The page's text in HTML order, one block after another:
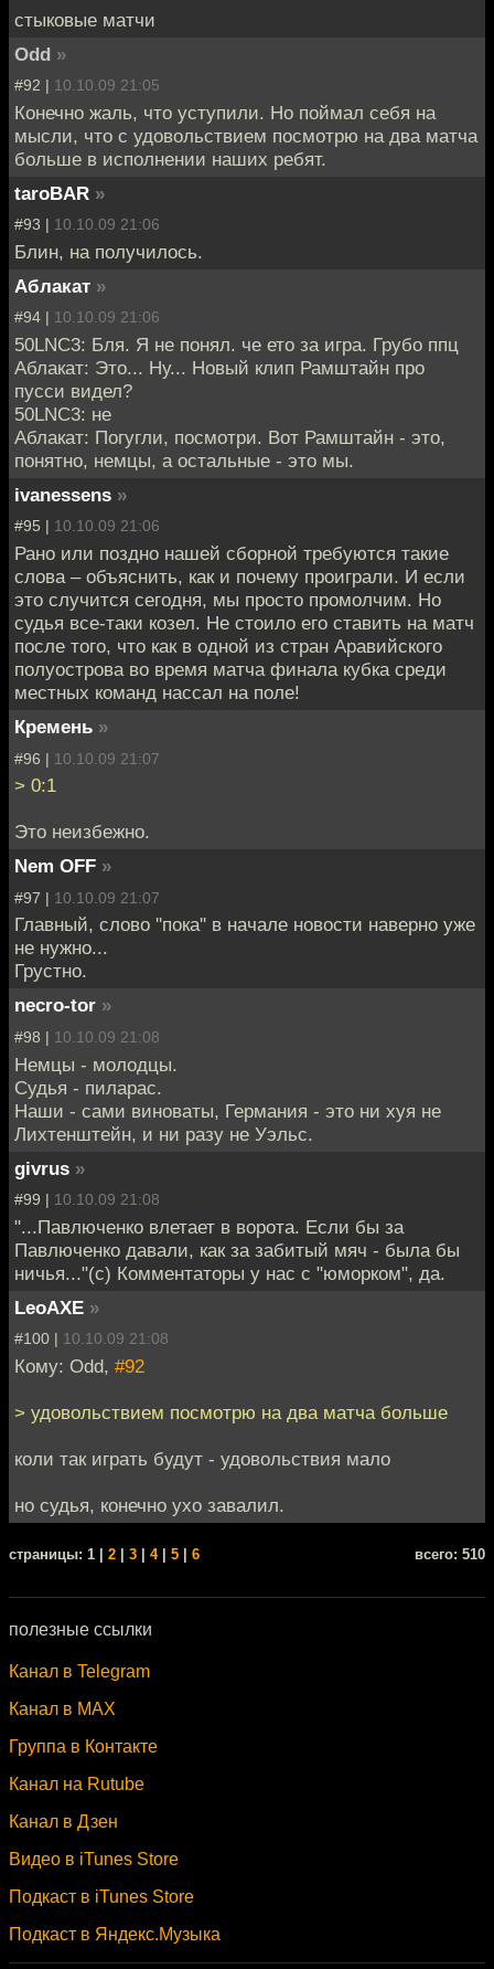
стыковые матчи
Odd »
#92 | 10.10.09 21:05
Конечно жаль, что уступили. Но поймал себя на
мысли, что с удовольствием посмотрю на два матча
больше в исполнении наших ребят.
taroBAR »
#93 | 10.10.09 21:06
Блин, на получилось.
Аблакат »
#94 | 10.10.09 21:06
50LNC3: Бля. Я не понял. че ето за игра. Грубо ппц
Аблакат: Это... Ну... Новый клип Рамштайн про
пусси видел?
50LNC3: не
Аблакат: Погугли, посмотри. Вот Рамштайн - это,
понятно, немцы, а остальные - это мы.
ivanessens »
#95 | 10.10.09 21:06
Рано или поздно нашей сборной требуются такие
слова – объяснить, как и почему проиграли. И если
это случится сегодня, мы просто промолчим. Но
судья все-таки козел. Не стоило его ставить на матч
после того, что как в одной из стран Аравийского
полуострова во время матча финала кубка среди
местных команд нассал на поле!
Кремень »
#96 | 10.10.09 21:07
> 0:1
Это неизбежно.
Nem OFF »
#97 | 10.10.09 21:07
Главный, слово ''пока'' в начале новости наверно уже
не нужно...
Грустно.
necro-tor »
#98 | 10.10.09 21:08
Немцы - молодцы.
Судья - пиларас.
Наши - сами виноваты, Германия - это ни хуя не
Лихтенштейн, и ни разу не Уэльс.
givrus »
#99 | 10.10.09 21:08
"...Павлюченко влетает в ворота. Если бы за
Павлюченко давали, как за забитый мяч - была бы
ничья..."(с) Комментаторы у нас с "юморком", да.
LeoAXE »
#100 | 10.10.09 21:08
Кому: Odd, #92
> удовольствием посмотрю на два матча больше
коли так играть будут - удовольствия мало
но судья, конечно ухо завалил.
cтраницы: 1 | 2 | 3 | 4| 5 | 6 всего: 510
полезные ссылки
Канал в Telegram
Канал в MAX
Группа в Контакте
Канал на Rutube
Канал в Дзен
Видео в iTunes Store
Подкаст в iTunes Store
Подкаст в Яндекс.Музыка